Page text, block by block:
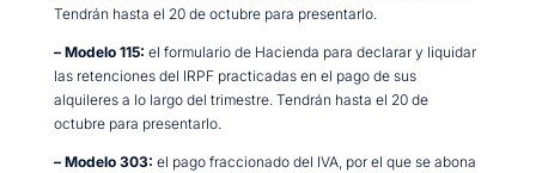
Tendrán hasta el 20 de octubre para presentarlo.
– Modelo 115: el formulario de Hacienda para declarar y liquidar
las retenciones del IRPF practicadas en el pago de sus
alquileres a lo largo del trimestre. Tendrán hasta el 20 de
octubre para presentarlo.
– Modelo 303: el pago fraccionado del IVA, por el que se abona